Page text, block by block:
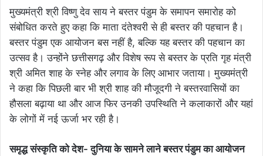
मुख्यमंत्री श्री विष्णु देव साय ने बस्तर पंडुम के समापन समारोह को
संबोधित करते हुए कहा कि माता दंतेश्वरी से ही बस्तर की पहचान है।
बस्तर पंडुम एक आयोजन बस नहीं है, बल्कि यह बस्तर की पहचान का
उत्सव है। उन्होंने छत्तीसगढ़ और विशेष रूप से बस्तर के प्रति गृह मंत्री
श्री अमित शाह के स्नेह और लगाव के लिए आभार जताया। मुख्यमंत्री
ने कहा कि पिछली बार भी श्री शाह की मौजूदगी ने बस्तरवासियों का
हौसला बढ़ाया था और आज फिर उनकी उपस्थिति ने कलाकारों और यहां
के लोगों में नई ऊर्जा भर रही है।
समृद्ध संस्कृति को देश- दुनिया के सामने लाने बस्तर पंडुम का आयोजन